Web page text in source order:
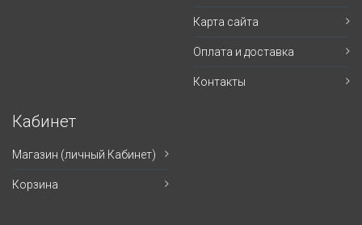
Карта сайта
Оплата и доставка
Контакты
Кабинет
Магазин (личный Кабинет)
Корзина